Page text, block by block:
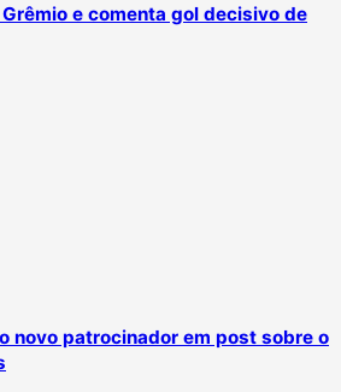
e comenta gol decisivo de
novo patrocinador em post sobre o